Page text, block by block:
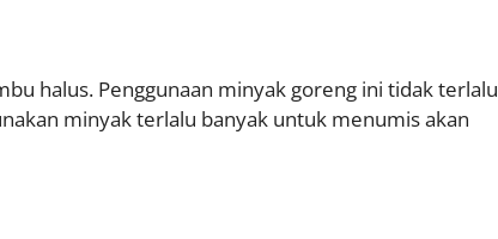
halus. Penggunaan minyak goreng ini tidak terlalu
minyak terlalu banyak untuk menumis akan